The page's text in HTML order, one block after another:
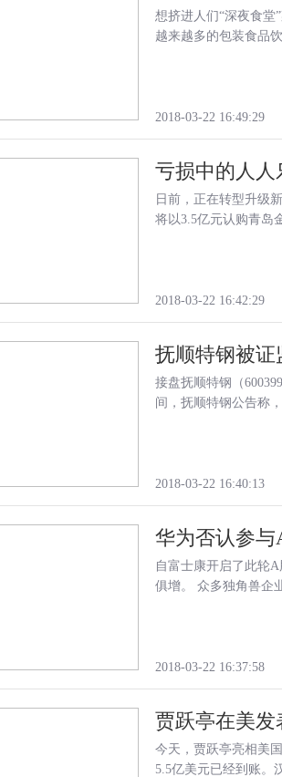
想挤进人们“深夜食堂
越来越多的包装食品
2018-03-22 16:49:29
亏损中的人人
日前，正在转型升级
将以3.5亿元认购青岛
2018-03-22 16:42:29
抚顺特钢被
接盘抚顺特钢（
间，抚顺特钢公告称
2018-03-22 16:40:13
华为否认参
自富士康开启了此轮
俱增。 众多独角兽企
2018-03-22 16:37:58
贾跃亭在美发
今天，贾跃亭亮相美
5.5亿美元已经到账。